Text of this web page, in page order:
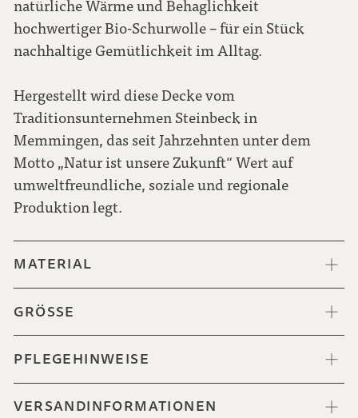
natürliche Wärme und Behaglichkeit
hochwertiger Bio-Schurwolle – für ein Stück
nachhaltige Gemütlichkeit im Alltag.
Hergestellt wird diese Decke vom
Traditionsunternehmen Steinbeck in
Memmingen, das seit Jahrzehnten unter dem
Motto „Natur ist unsere Zukunft“ Wert auf
umweltfreundliche, soziale und regionale
Produktion legt.
MATERIAL
GRÖSSE
PFLEGEHINWEISE
VERSANDINFORMATIONEN